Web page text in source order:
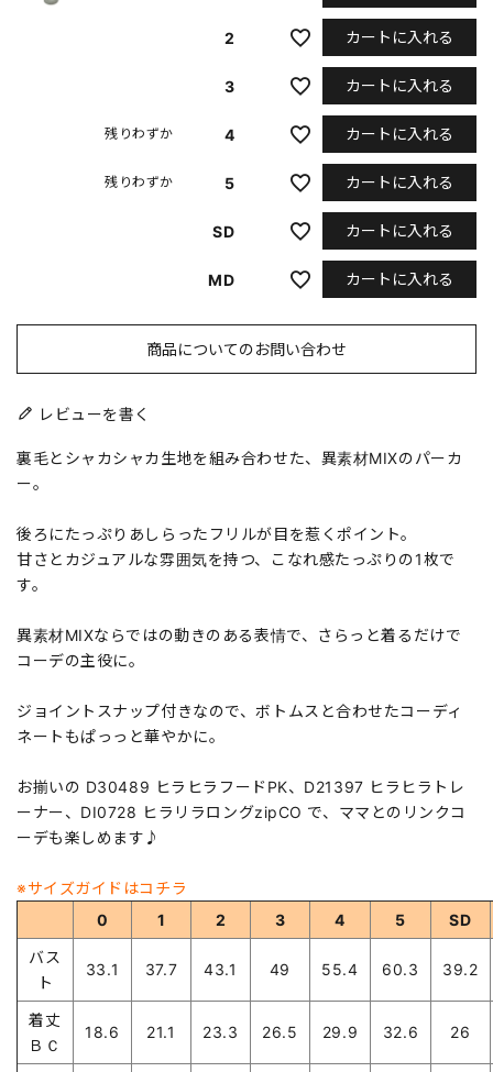
2 カートに入れる
3 カートに入れる
4
残りわずか カートに入れる
5
残りわずか カートに入れる
SD カートに入れる
MD カートに入れる
商品についてのお問い合わせ
レビューを書く
裏毛とシャカシャカ生地を組み合わせた、異素材MIXのパーカ
ー。
後ろにたっぷりあしらったフリルが目を惹くポイント。
甘さとカジュアルな雰囲気を持つ、こなれ感たっぷりの1枚で
す。
異素材MIXならではの動きのある表情で、さらっと着るだけで
コーデの主役に。
ジョイントスナップ付きなので、ボトムスと合わせたコーディ
ネートもぱっっと華やかに。
お揃いの D30489 ヒラヒラフードPK、D21397 ヒラヒラトレ
ーナー、DI0728 ヒラリラロングzipCO で、ママとのリンクコ
ーデも楽しめます♪
※サイズガイドはコチラ
0
1 2 3 4 5
SD
バス
ト
33.1 37.7 43.1 49 55.4 60.3 39.2
着丈
ＢＣ
18.6 21.1 23.3 26.5 29.9 32.6 26